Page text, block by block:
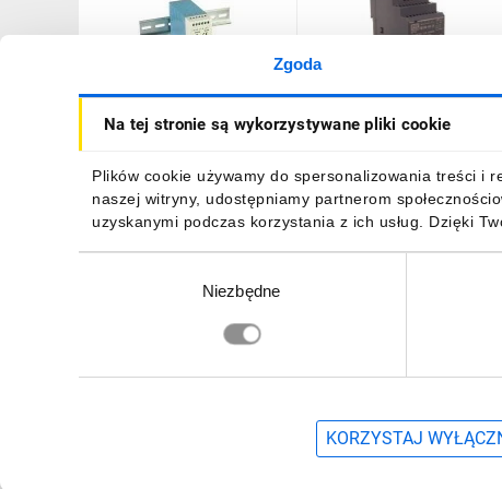
Zgoda
Na tej stronie są wykorzystywane pliki cookie
Plików cookie używamy do spersonalizowania treści i
naszej witryny, udostępniamy partnerom
uzyskanymi podczas korzystania z ich usług. Dzięki
Niezbędne
KORZYSTAJ
Zasilacz impulsowy 85-
264V AC/ 2,5A 24V DC
102,99 zł brutto
Zasilacz impulsowy 24V
DC 2,5A 60W wej. 100-
101,94 złbrutto
Zapisz się, aby otrzymać informacje o